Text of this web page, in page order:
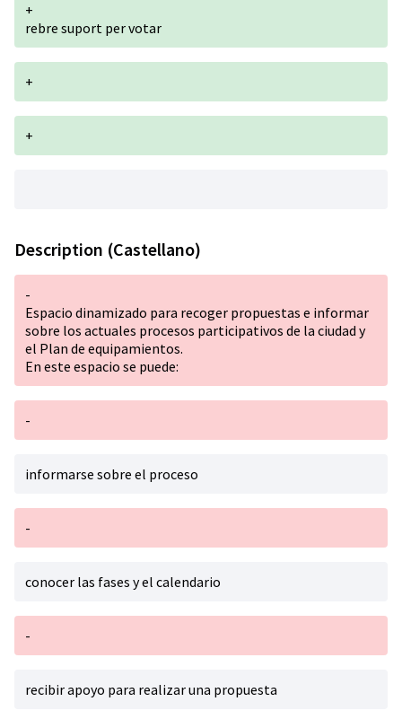
+
rebre suport per votar
+
+
Description (Castellano)
-
Espacio dinamizado para recoger propuestas e informar
sobre los actuales procesos participativos de la ciudad y
el Plan de equipamientos.
En este espacio se puede:
-
informarse sobre el proceso
-
conocer las fases y el calendario
-
recibir apoyo para realizar una propuesta